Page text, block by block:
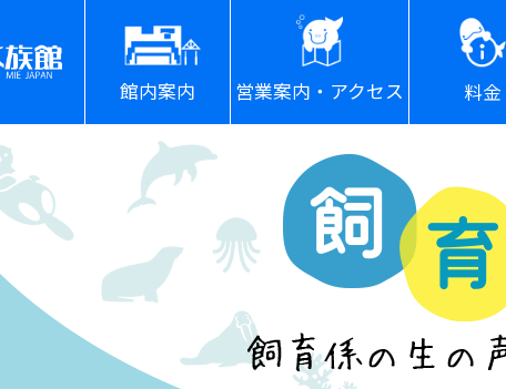
館内案内 営業案内・アクセス 料金